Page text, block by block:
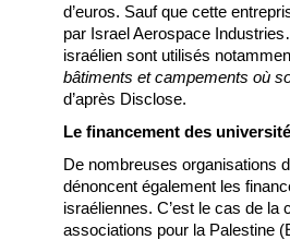
d’euros. Sauf que cette
par Israel Aerospace
israélien sont utilisés
bâtiments et campements où
d’après Disclose.
Le financement des
De nombreuses organisations
dénoncent également les
israéliennes. C’est le cas de
associations pour la Palestine